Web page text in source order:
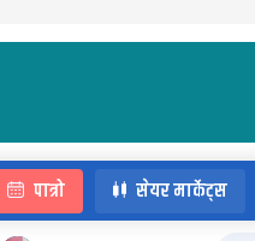
पात्रो सेयर मार्केट्स